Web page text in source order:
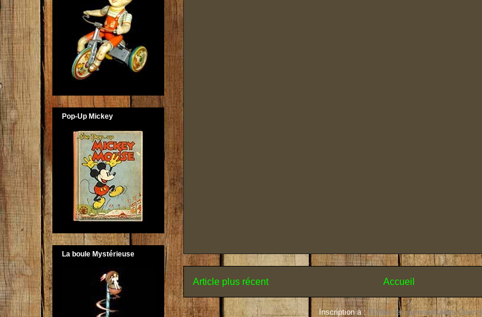
Article plus récent Accueil
Inscription à :Publier les commentaires (Atom)
Pop-Up Mickey
La boule Mystérieuse